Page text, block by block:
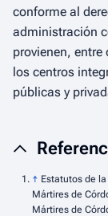
conforme al
administración
provienen,
los centros
públicas y
↑ Estatutos de
Mártires de
Mártires de